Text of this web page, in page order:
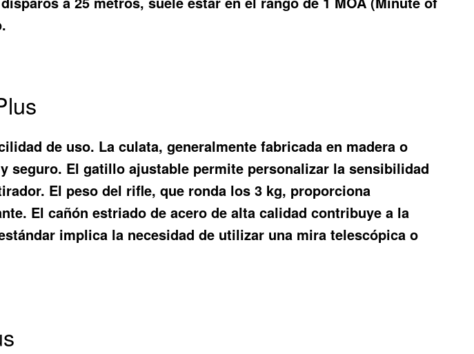
de uso. La culata, generalmente fabricada en madera o
seguro. El gatillo ajustable permite personalizar la sensibilidad
El peso del rifle, que ronda los 3 kg, proporciona
El cañón estriado de acero de alta calidad contribuye a la
implica la necesidad de utilizar una mira telescópica o